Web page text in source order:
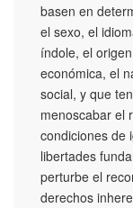
basen en
el sexo, el
índole, el
económica, el
social, y que
menoscabar el
condiciones de
libertades
perturbe el
derechos